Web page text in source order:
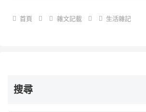
首頁 雜文記載 生活雜記
搜尋